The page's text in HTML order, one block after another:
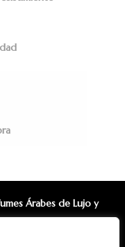
Árabes de Lujo y